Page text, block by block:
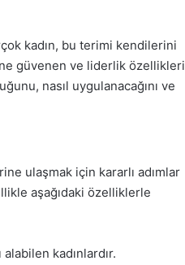
kadın, bu terimi kendilerini
güvenen ve liderlik özellikleri
nasıl uygulanacağını ve
ulaşmak için kararlı adımlar
aşağıdaki özelliklerle
kadınlardır.